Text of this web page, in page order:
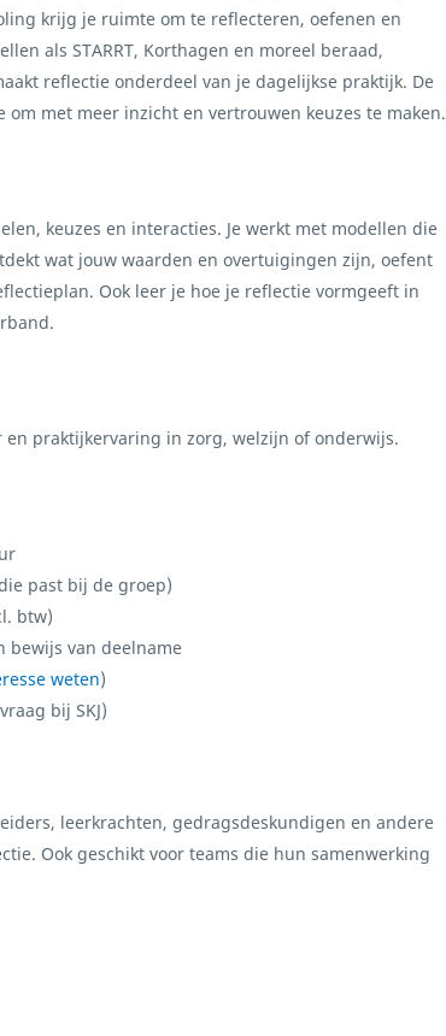
krijg je ruimte om te reflecteren, oefenen en
als STARRT, Korthagen en moreel beraad,
reflectie onderdeel van je dagelijkse praktijk. De
met meer inzicht en vertrouwen keuzes te maken.
keuzes en interacties. Je werkt met modellen die
wat jouw waarden en overtuigingen zijn, oefent
Ook leer je hoe je reflectie vormgeeft in
praktijkervaring in zorg, welzijn of onderwijs.
past bij de groep)
btw)
bewijs van deelname
weten)
bij SKJ)
leerkrachten, gedragsdeskundigen en andere
Ook geschikt voor teams die hun samenwerking